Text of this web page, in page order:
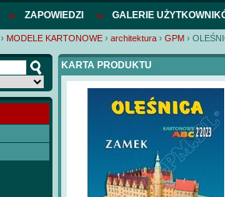
ZAPOWIEDZI GALERIE
› MODELE KARTONOWE › architektura › GPM ›
KARTA PRODUKTU